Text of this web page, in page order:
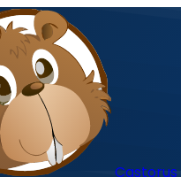
Castorus